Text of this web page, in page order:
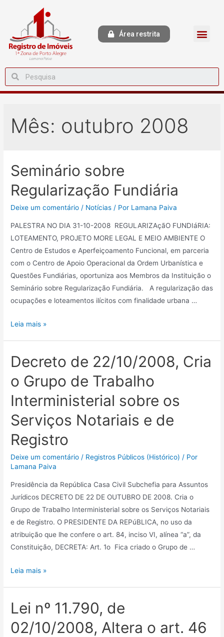
Área restrita
Mês: outubro 2008
Seminário sobre
Regularização Fundiária
Deixe um comentário / Notícias / Por Lamana Paiva
PALESTRA NO DIA 31-10-2008 REGULARIZAçãO FUNDIáRIA:
LOTEAMENTO, PROJETO MORE LEGAL E MEIO AMBIENTE O
Centro de Estudos e Aperfeiçoamento Funcional, em parceria
com o Centro de Apoio Operacional da Ordem Urbanística e
Questões Fundiárias, oportuniza aos Membros da Instituição o
Seminário sobre Regularização Fundiária. A regularização das
ocupações e loteamentos ilícitos com finalidade urbana …
Leia mais »
Decreto de 22/10/2008, Cria
o Grupo de Trabalho
Interministerial sobre os
Serviços Notariais e de
Registro
Deixe um comentário / Registros Públicos (Histórico) / Por
Lamana Paiva
Presidência da República Casa Civil Subchefia para Assuntos
Jurídicos DECRETO DE 22 DE OUTUBRO DE 2008. Cria o
Grupo de Trabalho Interministerial sobre os Serviços Notariais
e de Registro. O PRESIDENTE DA REPúBLICA, no uso da
atribuição que lhe confere o art. 84, inciso VI, alínea “a”, da
Constituição, DECRETA: Art. 1o Fica criado o Grupo de …
Leia mais »
Lei nº 11.790, de
02/10/2008, Altera o art. 46